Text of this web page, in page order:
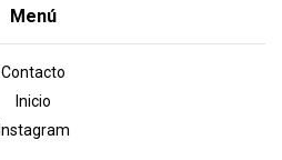
Menú
Contacto
Inicio
Instagram